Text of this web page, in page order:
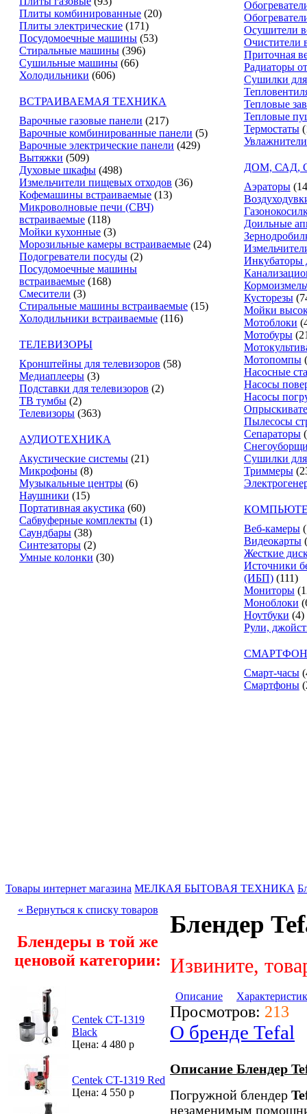
Плиты комбинированные (20)
Плиты электрические (171)
Посудомоечные машины (53)
Стиральные машины (396)
Сушильные машины (66)
Холодильники (606)
ВСТРАИВАЕМАЯ ТЕХНИКА
Варочные газовые панели (217)
Варочные комбинированные панели (5)
Варочные электрические панели (429)
Вытяжки (509)
Духовые шкафы (498)
Измельчители пищевых отходов (36)
Кофемашины встраиваемые (13)
Микроволновые печи (СВЧ)
встраиваемые (118)
Мойки кухонные (3)
Морозильные камеры встраиваемые (24)
Подогреватели посуды (2)
Посудомоечные машины
встраиваемые (168)
Смесители (3)
Стиральные машины встраиваемые (15)
Холодильники встраиваемые (116)
ТЕЛЕВИЗОРЫ
Кронштейны для телевизоров (58)
Медиаплееры (3)
Подставки для телевизоров (2)
ТВ тумбы (2)
Телевизоры (363)
АУДИОТЕХНИКА
Акустические системы (21)
Микрофоны (8)
Музыкальные центры (6)
Наушники (15)
Портативная акустика (60)
Сабвуферные комплекты (1)
Саундбары (38)
Синтезаторы (2)
Умные колонки (30)
Осушители
Очистители
Приточная
Радиаторы
Сушилки
Тепловые
Тепловые
Термостаты
ДОМ, САД,
Аэраторы
Доильные
Инкубаторы
Кусторезы
Мойки
Мотоблоки
Мотобуры
Мотопомпы
Насосные
Насосы
Насосы
Пылесосы
Сепараторы
Сушилки
Триммеры
Веб-камеры
Видеокарты
Жесткие
Источники
(ИБП) (111)
Мониторы
Моноблоки
Ноутбуки (4)
Рули,
Смарт-часы
Смартфоны
Товары интернет магазина МЕЛКАЯ БЫТОВАЯ ТЕХНИКА
« Вернуться к списку товаров
Блендеры в той же
ценовой категории:
Centek CT-1319
Black
Цена: 4 480 р
Centek CT-1319 Red
Цена: 4 550 р
Блендер
Извините,
Описание
Просмотров: 213
О бренде Tefal
Описание Блендер
Погружной блендер
незаменимым